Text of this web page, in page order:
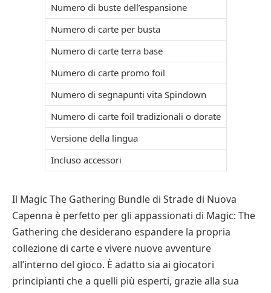
Numero di buste dell’espansione
Numero di carte per busta
Numero di carte terra base
Numero di carte promo foil
Numero di segnapunti vita Spindown
Numero di carte foil tradizionali o dorate
Versione della lingua
Incluso accessori
Il Magic The Gathering Bundle di Strade di Nuova
Capenna è perfetto per gli appassionati di Magic: The
Gathering che desiderano espandere la propria
collezione di carte e vivere nuove avventure
all’interno del gioco. È adatto sia ai giocatori
principianti che a quelli più esperti, grazie alla sua